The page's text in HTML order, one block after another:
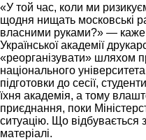
«У той час, коли ми
щодня нищать московські
власними руками?» — каже
Української академії
«реорганізувати» шляхом
національного
підготовки до сесії,
їхня академія, а тому
приєднання, поки
ситуацію. Що
матеріалі.